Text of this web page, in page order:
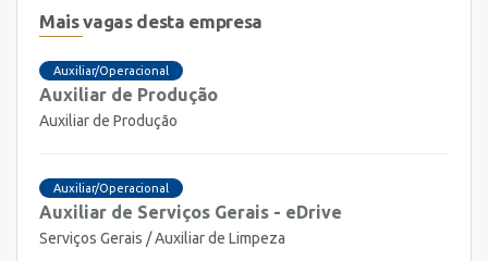
Mais vagas desta empresa
Auxiliar/Operacional
Auxiliar de Produção
Auxiliar de Produção
Auxiliar/Operacional
Auxiliar de Serviços Gerais - eDrive
Serviços Gerais / Auxiliar de Limpeza